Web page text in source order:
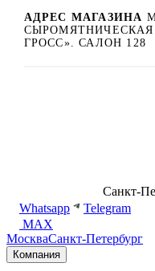
АДРЕС МАГАЗИНА
ГРОСС». САЛОН 128
Санкт-
Whatsapp
Telegram
MAX
МоскваСанкт-Петербург
Компания